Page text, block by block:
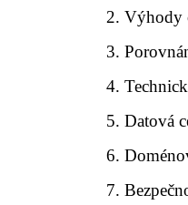
Výhody
Datová